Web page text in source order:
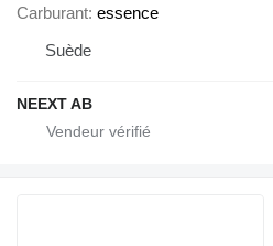
Carburant essence
Suède
NEEXT AB